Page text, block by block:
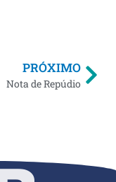
PRÓXIMO
Nota de Repúdio